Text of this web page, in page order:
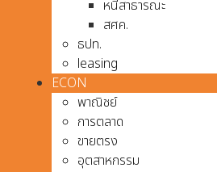
หนี้สาธารณะ
สศค.
ธปท.
leasing
ECON
พาณิชย์
การตลาด
ขายตรง
อุตสาหกรรม